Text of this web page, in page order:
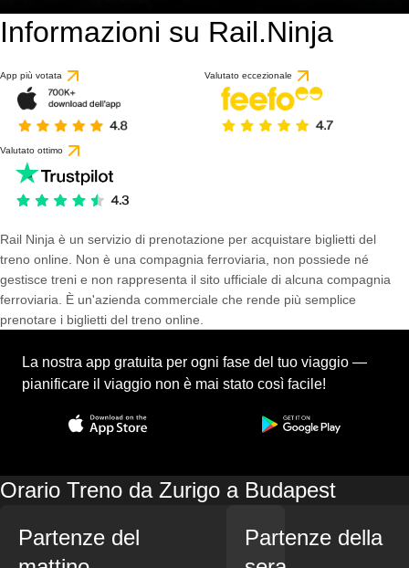
Informazioni su Rail.Ninja
App più votata Valutato eccezionale
Valutato ottimo
Rail Ninja è un servizio di prenotazione per acquistare biglietti del
treno online. Non è una compagnia ferroviaria, non possiede né
gestisce treni e non rappresenta il sito ufficiale di alcuna compagnia
ferroviaria. È un'azienda commerciale che rende più semplice
prenotare i biglietti del treno online.
La nostra app gratuita per ogni fase del tuo viaggio —
pianificare il viaggio non è mai stato così facile!
Orario Treno da Zurigo a Budapest
Partenze del
Partenze della